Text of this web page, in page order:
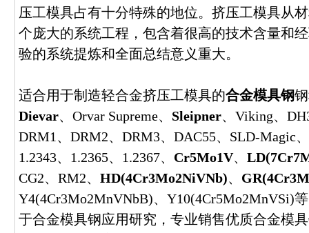
压工模具占有十分特殊的地位。挤压工模具从
个庞大的系统工程，包含着很高的技术含量和
验的系统提炼和全面总结意义重大。
适合用于制造轻合金挤压工模具的合金模具钢
Dievar、Orvar Supreme、 Sleipner、Viking、
DRM1、DRM2、DRM3、DAC55、SLD-Magic、
1.2343、1.2365、1.2367、 Cr5Mo1V、
CG2、RM2、 HD(4Cr3Mo2NiVNb)、
Y4(4Cr3Mo2MnVNbB)、Y10(4Cr5Mo2MnVSi)
于合金模具钢应用研究，专业销售优质合金模